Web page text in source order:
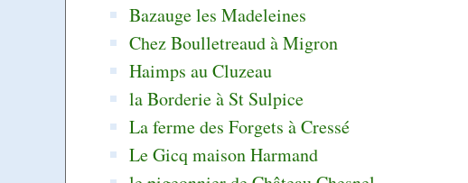
Bazauge les Madeleines
Chez Boulletreaud à Migron
Haimps au Cluzeau
la Borderie à St Sulpice
La ferme des Forgets à Cressé
Le Gicq maison Harmand